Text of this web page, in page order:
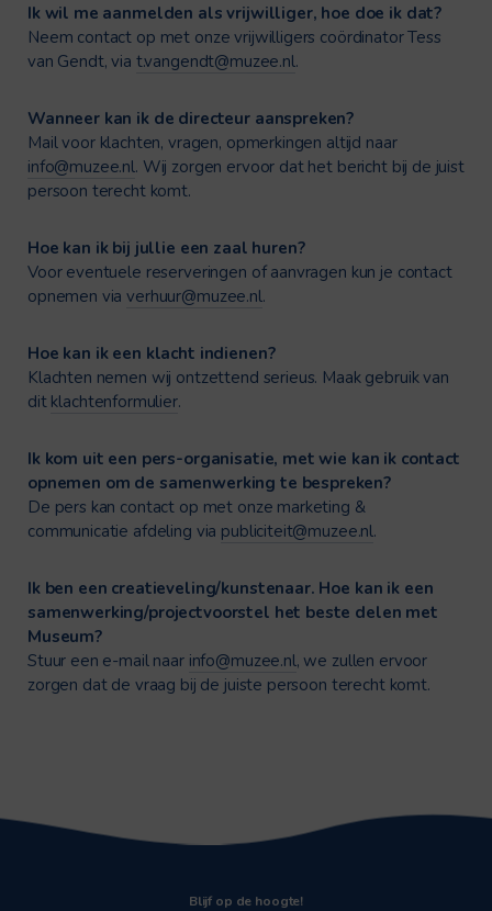
Ik wil me aanmelden als vrijwilliger, hoe doe ik dat?
Neem contact op met onze vrijwilligers coördinator Tess
van Gendt, via t.vangendt@muzee.nl.
Wanneer kan ik de directeur aanspreken?
Mail voor klachten, vragen, opmerkingen altijd naar
info@muzee.nl. Wij zorgen ervoor dat het bericht bij de juist
persoon terecht komt.
Hoe kan ik bij jullie een zaal huren?
Voor eventuele reserveringen of aanvragen kun je contact
opnemen viaverhuur@muzee.nl.
Hoe kan ik een klacht indienen?
Klachten nemen wij ontzettend serieus. Maak gebruik van
dit klachtenformulier.
Ik kom uit een pers-organisatie, met wie kan ik contact
opnemen om de samenwerking te bespreken?
De pers kan contact op met onze marketing &
communicatie afdeling via publiciteit@muzee.nl.
Ik ben een creatieveling/kunstenaar. Hoe kan ik een
samenwerking/projectvoorstel het beste delen met
Museum?
Stuur een e-mail naar info@muzee.nl, we zullen ervoor
zorgen dat de vraag bij de juiste persoon terecht komt.
Blijf op de hoogte!